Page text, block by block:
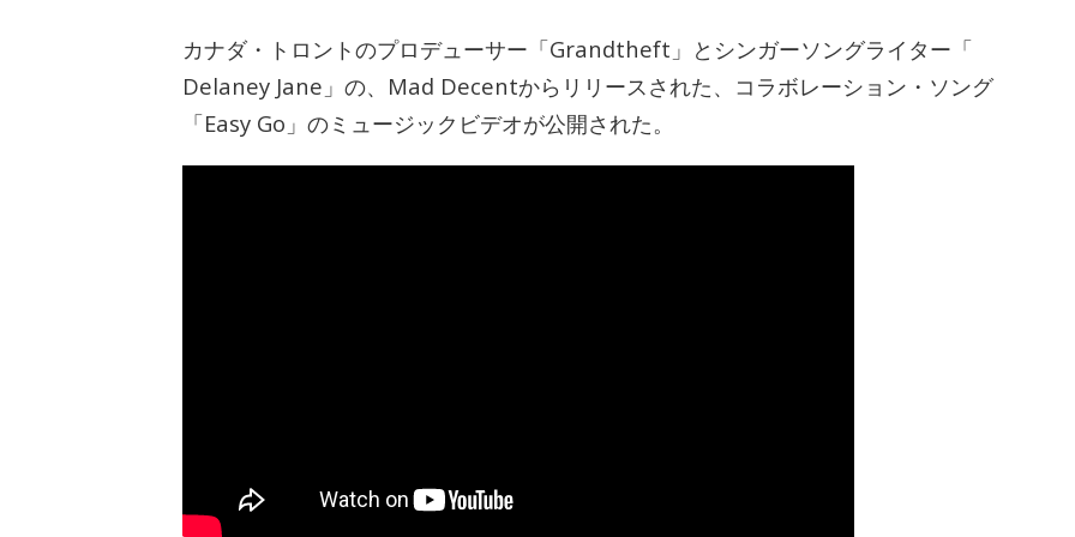
カナダ・トロントのプロデューサー「Grandtheft」とシンガーソングライター「
Delaney Jane」の、Mad Decentからリリースされた、コラボレーション・ソング
「Easy Go」のミュージックビデオが公開された。